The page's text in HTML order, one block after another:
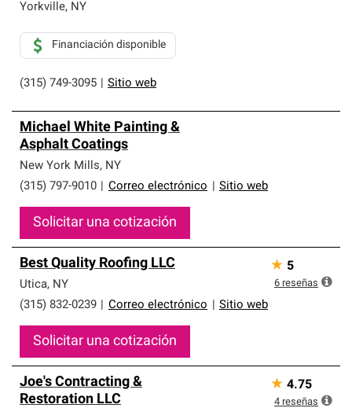
Yorkville, NY
(315) 749-3095 Sitio web
Financiación disponible
Michael White Painting &
Asphalt Coatings
New York Mills, NY
(315) 797-9010
Correo electrónico Sitio web
Solicitar una cotización
Best Quality Roofing LLC
Utica, NY
(315) 832-0239
Correo electrónico Sitio web
Solicitar una cotización
★ 5
6 reseñas
Joe's Contracting &
Restoration LLC
★ 4.75
4 reseñas